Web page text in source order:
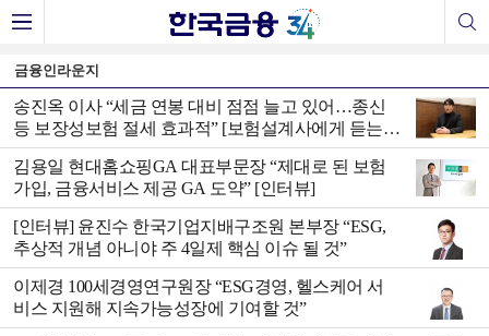
금융인라운지
송진옥 이사 “세금 연봉 대비 점점 늘고 있어…종신
등 보장성보험 절세 효과적” [보험설계사에게 듣는
보험]
김용일 현대홈쇼핑GA 대표부문장 “제대로 된 보험
가입, 금융서비스 제공 GA 도약” [인터뷰]
[인터뷰] 윤진수 한국기업지배구조원 본부장 “ESG,
추상적 개념 아니야 주 4일제 핵심 이슈 될 것”
이제경 100세경영연구원장 “ESG경영, 헬스케어 서
비스 지원해 지속가능성장에 기여할 것”